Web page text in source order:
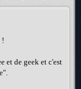
!
et de geek et c'est